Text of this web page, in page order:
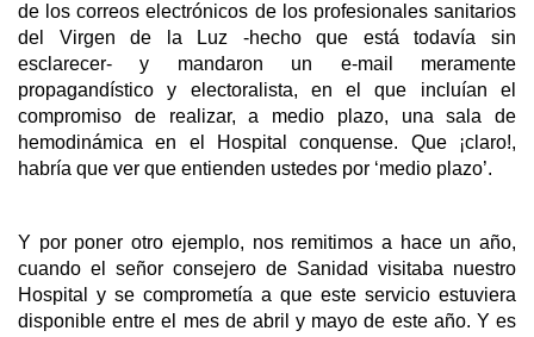
de los correos electrónicos de los profesionales sanitarios
del Virgen de la Luz -hecho que está todavía sin
esclarecer- y mandaron un e-mail meramente
propagandístico y electoralista, en el que incluían el
compromiso de realizar, a medio plazo, una sala de
hemodinámica en el Hospital conquense. Que ¡claro!,
habría que ver que entienden ustedes por ‘medio plazo’.
Y por poner otro ejemplo, nos remitimos a hace un año,
cuando el señor consejero de Sanidad visitaba nuestro
Hospital y se comprometía a que este servicio estuviera
disponible entre el mes de abril y mayo de este año. Y es